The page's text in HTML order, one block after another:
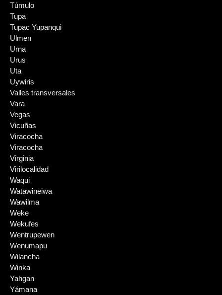
Túmulo
Tupa
Tupac Yupanqui
Ulmen
Urna
Urus
Uta
Uywiris
Valles transversales
Vara
Vegas
Vicuñas
Viracocha
Viracocha
Virginia
Virilocalidad
Waqui
Watawineiwa
Wawilma
Weke
Wekufes
Wentrupewen
Wenumapu
Wilancha
Winka
Yahgan
Yámana